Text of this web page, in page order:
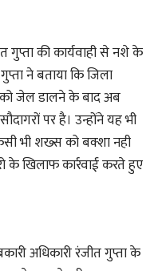
गुप्ता की कार्यवाही से नशे के
ने बताया कि जिला
जेल डालने के बाद अब
पर है। उन्होंने यह भी
भी शख्स को बक्शा नही
खिलाफ कार्रवाई करते हुए
अधिकारी रंजीत गुप्ता के